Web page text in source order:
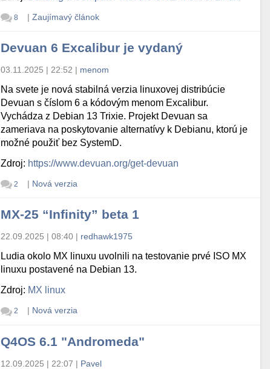
8 | Zaujímavý článok
Devuan 6 Excalibur je vydaný
03.11.2025 | 22:52 | menom
Na svete je nová stabilná verzia linuxovej distribúcie
Devuan s číslom 6 a kódovým menom Excalibur.
Vychádza z Debian 13 Trixie. Projekt Devuan sa
zameriava na poskytovanie alternatívy k Debianu, ktorú je
možné použiť bez SystemD.
Zdroj: https://www.devuan.org/get-devuan
2 | Nová verzia
MX-25 “Infinity” beta 1
22.09.2025 | 08:40 | redhawk1975
Ludia okolo MX linuxu uvolnili na testovanie prvé ISO MX
linuxu postavené na Debian 13.
Zdroj: MX linux
2 | Nová verzia
Q4OS 6.1 "Andromeda"
12.09.2025 | 22:07 | Pavel